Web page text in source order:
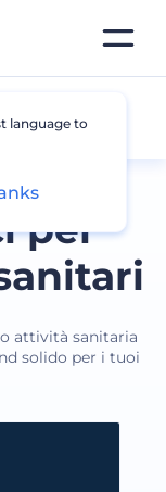
per
attività sanitaria
solido per i tuoi
language to